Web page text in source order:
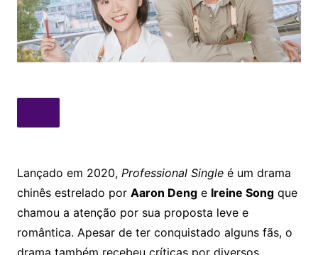
Lançado em 2020, Professional Singleé um drama
chinês estrelado por Aaron Denge Ireine Songque
chamou a atenção por sua proposta leve e
romântica. Apesar de ter conquistado alguns fãs, o